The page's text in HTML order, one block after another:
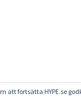
att fortsätta HYPE.se